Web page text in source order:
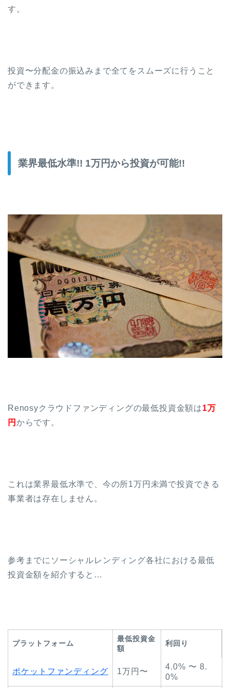
す。
投資〜分配金の振込みまで全てをスムーズに行うこと
ができます。
業界最低水準!! 1万円から投資が可能!!
Renosyクラウドファンディングの最低投資金額は1万
円 からです。
これは業界最低水準で、今の所1万円未満で投資できる
事業者は存在しません。
参考までにソーシャルレンディング各社における最低
投資金額を紹介すると…
プラットフォーム
最低投資金
額
利回り
ポケットファンディング 1万円〜
4.0% 〜 8.
0%